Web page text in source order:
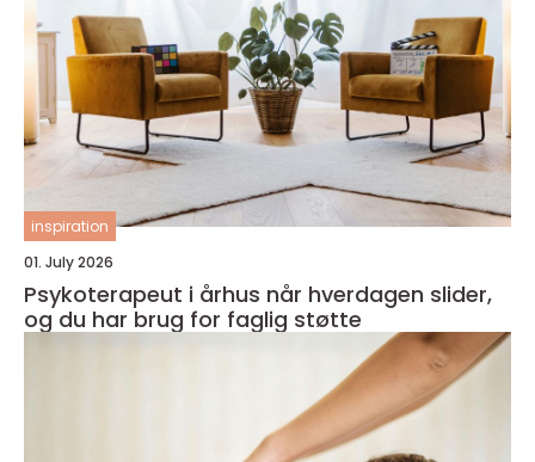
inspiration
01. July 2026
Psykoterapeut i århus når hverdagen slider,
og du har brug for faglig støtte